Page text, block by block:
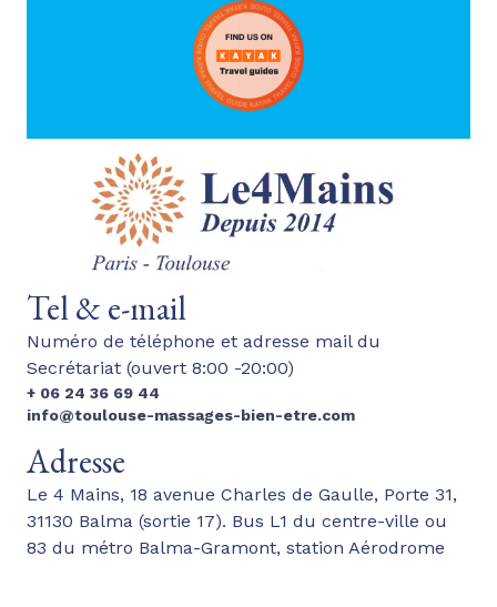
Tel & e-mail
Numéro de téléphone et adresse mail du
Secrétariat (ouvert 8:00 -20:00)
+ 06 24 36 69 44
info@toulouse-massages-bien-etre.com
Adresse
Le 4 Mains, 18 avenue Charles de Gaulle, Porte 31,
31130 Balma (sortie 17). Bus L1 du centre-ville ou
83 du métro Balma-Gramont, station Aérodrome